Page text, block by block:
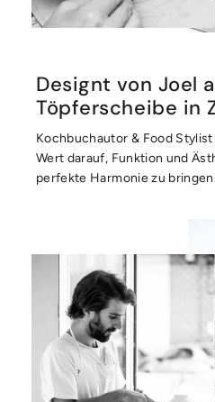
Designt von Joel
Töpferscheibe in
Kochbuchautor & Food
Wert darauf, Funktion und
perfekte Harmonie zu